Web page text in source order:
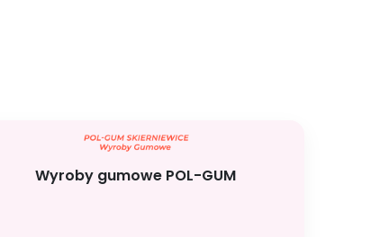
Wyroby gumowe POL-GUM